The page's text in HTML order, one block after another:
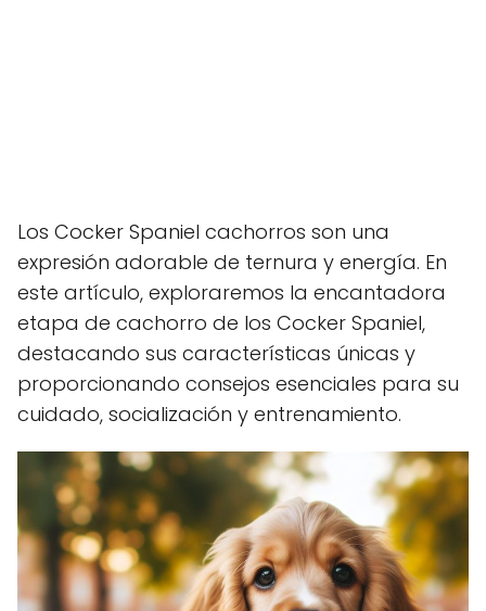
Los Cocker Spaniel cachorros son una
expresión adorable de ternura y energía. En
este artículo, exploraremos la encantadora
etapa de cachorro de los Cocker Spaniel,
destacando sus características únicas y
proporcionando consejos esenciales para su
cuidado, socialización y entrenamiento.